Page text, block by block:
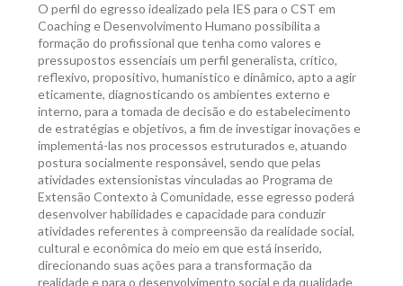
O perfil do egresso idealizado pela IES para o CST em
Coaching e Desenvolvimento Humano possibilita a
formação do profissional que tenha como valores e
pressupostos essenciais um perfil generalista, crítico,
reflexivo, propositivo, humanístico e dinâmico, apto a agir
eticamente, diagnosticando os ambientes externo e
interno, para a tomada de decisão e do estabelecimento
de estratégias e objetivos, a fim de investigar inovações e
implementá-las nos processos estruturados e, atuando
postura socialmente responsável, sendo que pelas
atividades extensionistas vinculadas ao Programa de
Extensão Contexto à Comunidade, esse egresso poderá
desenvolver habilidades e capacidade para conduzir
atividades referentes à compreensão da realidade social,
cultural e econômica do meio em que está inserido,
direcionando suas ações para a transformação da
realidade e para o desenvolvimento social e da qualidade